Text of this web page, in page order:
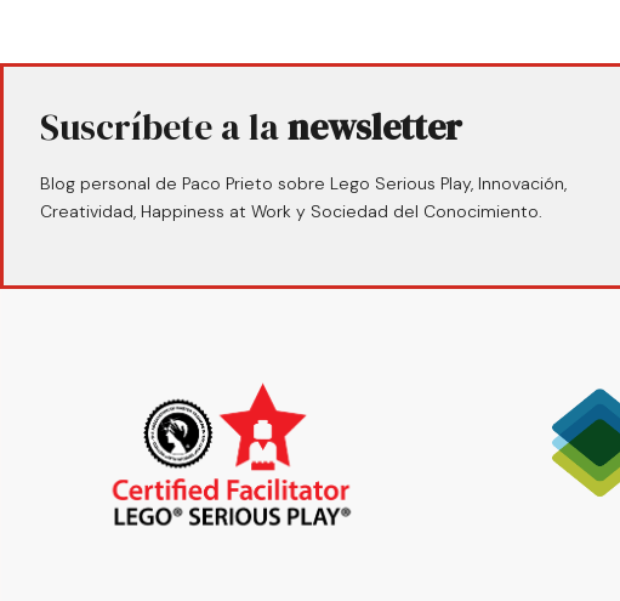
Suscríbete a lanewsletter
Blog personal de Paco Prieto sobre Lego Serious Play, Innovación,
Creatividad, Happiness at Work y Sociedad del Conocimiento.